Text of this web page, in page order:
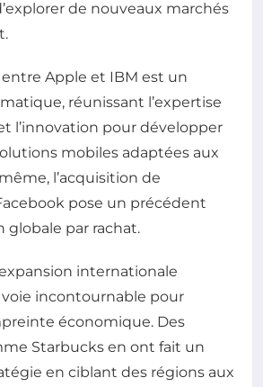
de nouveaux marchés
Apple et IBM est un
réunissant l’expertise
l’innovation pour développer
mobiles adaptées aux
l’acquisition de
pose un précédent
globale par rachat.
internationale
incontournable pour
économique. Des
Starbucks en ont fait un
en ciblant des régions aux